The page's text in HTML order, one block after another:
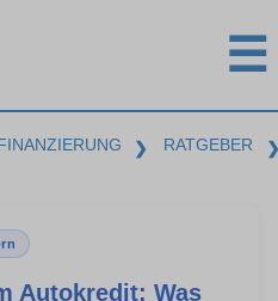
☰
❯ RATGEBER
Autokredit: Was